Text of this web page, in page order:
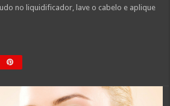
no liquidificador, lave o cabelo e aplique